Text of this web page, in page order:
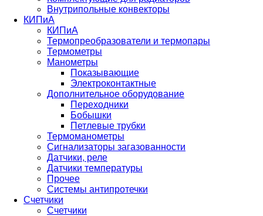
Внутрипольные конвекторы
КИПиА
КИПиА
Термопреобразователи и термопары
Термометры
Манометры
Показывающие
Электроконтактные
Дополнительное оборудование
Переходники
Бобышки
Петлевые трубки
Термоманометры
Сигнализаторы загазованности
Датчики, реле
Датчики температуры
Прочее
Системы антипротечки
Счетчики
Счетчики